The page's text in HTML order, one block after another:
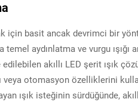
için basit ancak devrimci bir
aydınlatma ve vurgu ışığı
akıllı LED şerit ışık
veya otomasyon özelliklerini
ışık isteğinin sürdüğünde,